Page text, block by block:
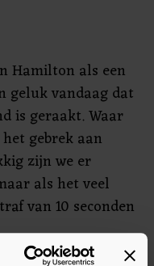
Hamilton als een
geluk vandaag dat
is geraakt. Waar
gebrek aan
zijn we er
als het veel
van 10 seconden